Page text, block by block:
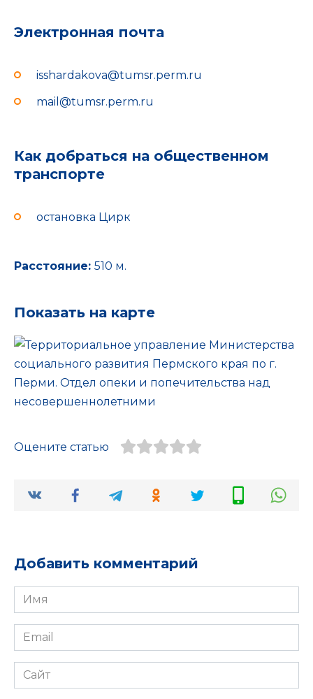
Электронная почта
isshardakova@tumsr.perm.ru
mail@tumsr.perm.ru
Как добраться на общественном
транспорте
остановка Цирк
Расстояние: 510 м.
Показать на карте
Оцените статью
Добавить комментарий
Имя
*
Email
*
Сайт